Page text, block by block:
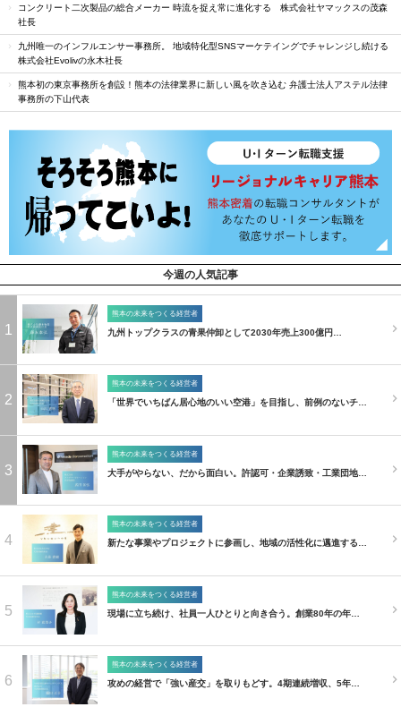
コンクリート二次製品の総合メーカー 時流を捉え常に進化する 株式会社ヤマックスの茂森
社長
九州唯一のインフルエンサー事務所。 地域特化型SNSマーケテイングでチャレンジし続ける
株式会社Evolivの永木社長
熊本初の東京事務所を創設！熊本の法律業界に新しい風を吹き込む 弁護士法人アステル法律
事務所の下山代表
今週の人気記事
1
熊本の未来をつくる経営者
九州トップクラスの青果仲卸として2030年売上300億円…
2
熊本の未来をつくる経営者
「世界でいちばん居心地のいい空港」を目指し、前例のないチ…
3
熊本の未来をつくる経営者
大手がやらない、だから面白い。許認可・企業誘致・工業団地…
4
熊本の未来をつくる経営者
新たな事業やプロジェクトに参画し、地域の活性化に邁進する…
5
熊本の未来をつくる経営者
現場に立ち続け、社員一人ひとりと向き合う。創業80年の年…
6
熊本の未来をつくる経営者
攻めの経営で「強い産交」を取りもどす。4期連続増収、5年…